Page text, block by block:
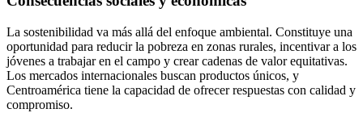
La sostenibilidad va más allá del enfoque ambiental. Constituye una
oportunidad para reducir la pobreza en zonas rurales, incentivar a los
jóvenes a trabajar en el campo y crear cadenas de valor equitativas.
Los mercados internacionales buscan productos únicos, y
Centroamérica tiene la capacidad de ofrecer respuestas con calidad y
compromiso.